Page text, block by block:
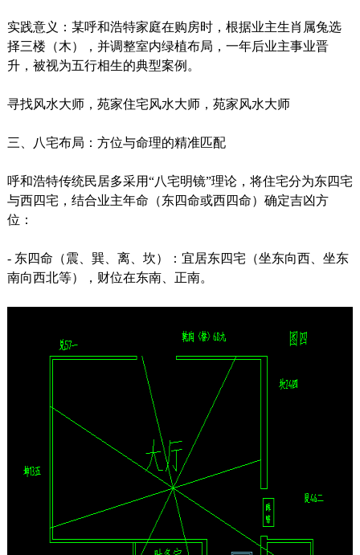
实践意义：某呼和浩特家庭在购房时，根据业主生肖属兔选
择三楼（木），并调整室内绿植布局，一年后业主事业晋
升，被视为五行相生的典型案例。
寻找风水大师，苑家住宅风水大师，苑家风水大师
三、八宅布局：方位与命理的精准匹配
呼和浩特传统民居多采用“八宅明镜”理论，将住宅分为东四宅
与西四宅，结合业主年命（东四命或西四命）确定吉凶方
位：
- 东四命（震、巽、离、坎）：宜居东四宅（坐东向西、坐东
南向西北等），财位在东南、正南。